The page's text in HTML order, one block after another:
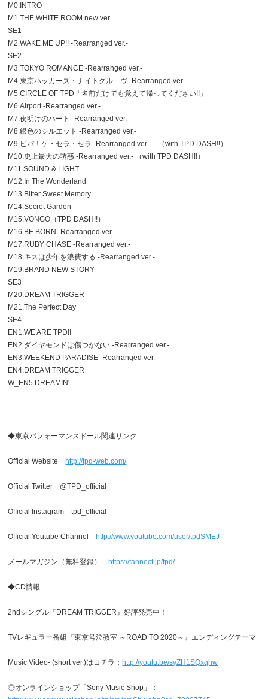
M0.INTRO
M1.THE WHITE ROOM new ver.
SE1
M2.WAKE ME UP!! -Rearranged ver.-
SE2
M3.TOKYO ROMANCE -Rearranged ver.-
M4.東京ハッカーズ・ナイトグル―ヴ -Rearranged ver.-
M5.CIRCLE OF TPD「名前だけでも覚えて帰ってください!!」
M6.Airport -Rearranged ver.-
M7.夜明けのハート -Rearranged ver.-
M8.銀色のシルエット -Rearranged ver.-
M9.ビバ！ケ・セラ・セラ -Rearranged ver.- （with TPD DASH!!）
M10.史上最大の誘惑 -Rearranged ver.- （with TPD DASH!!）
M11.SOUND & LIGHT
M12.In The Wonderland
M13.Bitter Sweet Memory
M14.Secret Garden
M15.VONGO（TPD DASH!!）
M16.BE BORN -Rearranged ver.-
M17.RUBY CHASE -Rearranged ver.-
M18.キスは少年を浪費する -Rearranged ver.-
M19.BRAND NEW STORY
SE3
M20.DREAM TRIGGER
M21.The Perfect Day
SE4
EN1.WE ARE TPD!!
EN2.ダイヤモンドは傷つかない -Rearranged ver.-
EN3.WEEKEND PARADISE -Rearranged ver.-
EN4.DREAM TRIGGER
W_EN5.DREAMIN'
◆東京パフォーマンスドール関連リンク
Official Websitehttp://tpd-web.com/
Official Twitter @TPD_official
Official Instagram tpd_official
Official Youtube Channelhttp://www.youtube.com/user/tpdSMEJ
メールマガジン（無料登録）https://fannect.jp/tpd/
◆CD情報
2ndシングル『DREAM TRIGGER』好評発売中！
TVレギュラー番組『東京号泣教室 ～ROAD TO 2020～』エンディングテーマ
Music Video- (short ver.)はコチラ：http://youtu.be/syZH1SQxqhw
◎オンラインショップ「Sony Music Shop」：